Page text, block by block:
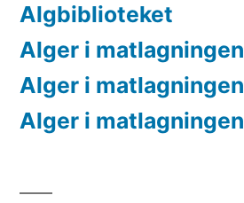
Algbiblioteket
Alger i matlagningen
Alger i matlagningen
Alger i matlagningen